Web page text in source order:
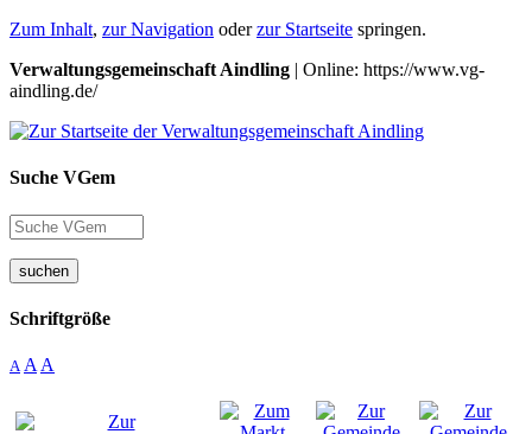
Zum Inhalt, zur Navigation oderzur Startseite springen.
Verwaltungsgemeinschaft Aindling | Online: https://www.vg-
aindling.de/
Suche VGem
suchen
Schriftgröße
A A A